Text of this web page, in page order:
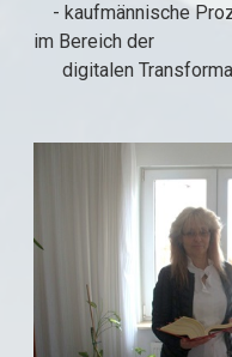
- kaufmännische
im Bereich der
digitalen